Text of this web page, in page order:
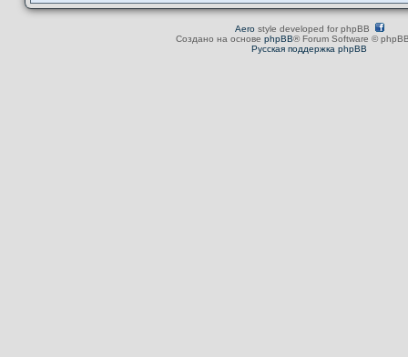
Aerostyle developed for phpBB
Создано на основе phpBB® Forum Software ©
Русская поддержка phpBB